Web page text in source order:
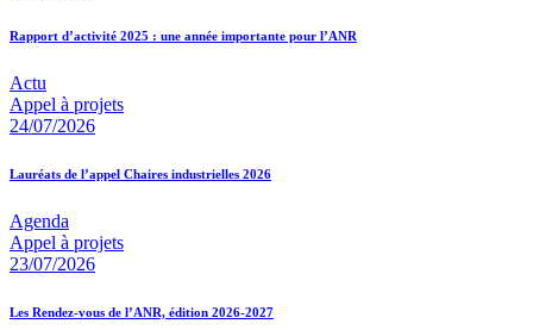
Rapport d’activité 2025 : une année importante pour l’ANR
Actu
Appel à projets
24/07/2026
Lauréats de l’appel Chaires industrielles 2026
Agenda
Appel à projets
23/07/2026
Les Rendez-vous de l’ANR, édition 2026-2027